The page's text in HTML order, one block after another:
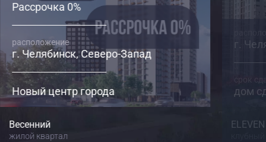
Рассрочка 0%
расположение
г. Челябинск, Северо-Запад
Новый центр города
Весенний
жилой квартал
г.
срок
дом
ELEVEN